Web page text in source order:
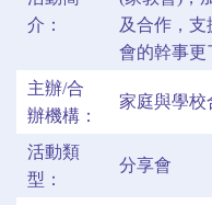
介：
及合作，
會的幹事更
主辦/合
辦機構：
家庭與學校
活動類
型：
分享會